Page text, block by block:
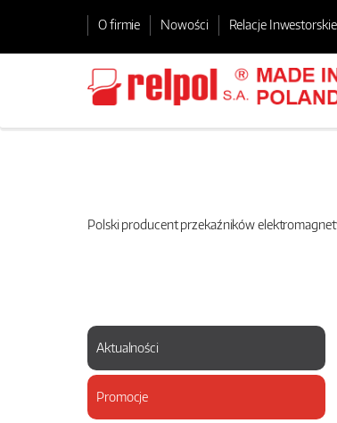
O firmie Nowości Relacje Inwestorskie
Polski producent przekaźników
Aktualności
Promocje